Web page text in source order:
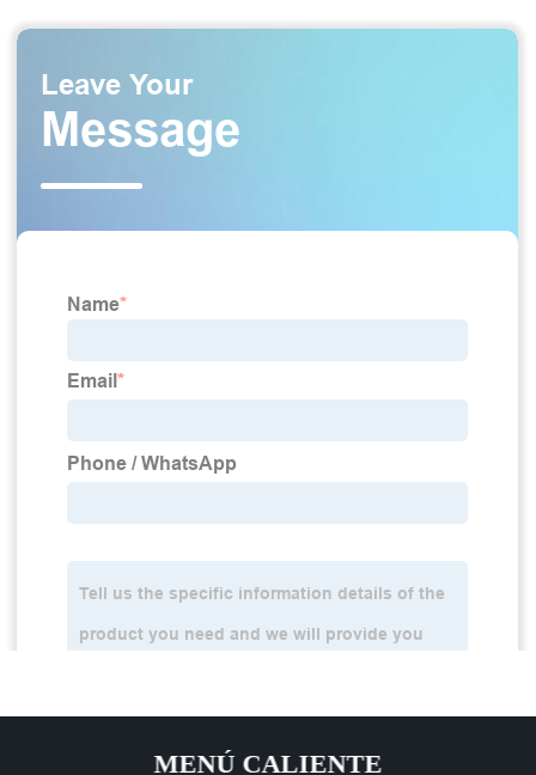
MENÚ CALIENTE